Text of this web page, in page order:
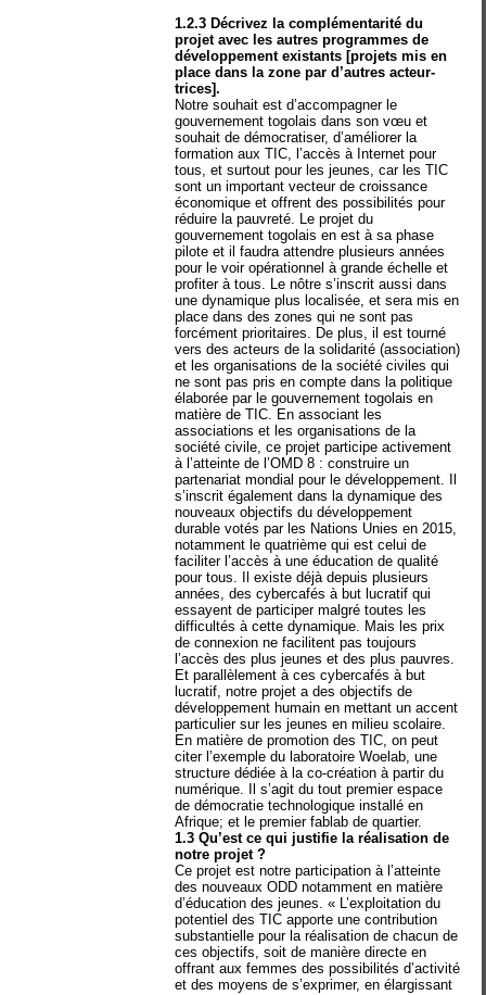
1.2.3 Décrivez la complémentarité du
projet avec les autres programmes de
développement existants [projets mis en
place dans la zone par d’autres acteur-
trices].
Notre souhait est d’accompagner le
gouvernement togolais dans son vœu et
souhait de démocratiser, d’améliorer la
formation aux TIC, l’accès à Internet pour
tous, et surtout pour les jeunes, car les TIC
sont un important vecteur de croissance
économique et offrent des possibilités pour
réduire la pauvreté. Le projet du
gouvernement togolais en est à sa phase
pilote et il faudra attendre plusieurs années
pour le voir opérationnel à grande échelle et
profiter à tous. Le nôtre s’inscrit aussi dans
une dynamique plus localisée, et sera mis en
place dans des zones qui ne sont pas
forcément prioritaires. De plus, il est tourné
vers des acteurs de la solidarité (association)
et les organisations de la société civiles qui
ne sont pas pris en compte dans la politique
élaborée par le gouvernement togolais en
matière de TIC. En associant les
associations et les organisations de la
société civile, ce projet participe activement
à l’atteinte de l’OMD 8 : construire un
partenariat mondial pour le développement. Il
s’inscrit également dans la dynamique des
nouveaux objectifs du développement
durable votés par les Nations Unies en 2015,
notamment le quatrième qui est celui de
faciliter l’accès à une éducation de qualité
pour tous. Il existe déjà depuis plusieurs
années, des cybercafés à but lucratif qui
essayent de participer malgré toutes les
difficultés à cette dynamique. Mais les prix
de connexion ne facilitent pas toujours
l’accès des plus jeunes et des plus pauvres.
Et parallèlement à ces cybercafés à but
lucratif, notre projet a des objectifs de
développement humain en mettant un accent
particulier sur les jeunes en milieu scolaire.
En matière de promotion des TIC, on peut
citer l’exemple du laboratoire Woelab, une
structure dédiée à la co-création à partir du
numérique. Il s’agit du tout premier espace
de démocratie technologique installé en
Afrique; et le premier fablab de quartier.
1.3 Qu’est ce qui justifie la réalisation de
notre projet ?
Ce projet est notre participation à l’atteinte
des nouveaux ODD notamment en matière
d’éducation des jeunes. « L’exploitation du
potentiel des TIC apporte une contribution
substantielle pour la réalisation de chacun de
ces objectifs, soit de manière directe en
offrant aux femmes des possibilités d’activité
et des moyens de s’exprimer, en élargissant